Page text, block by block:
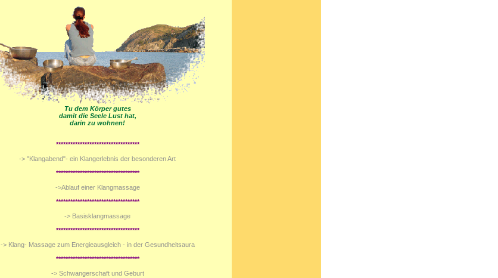
Tu dem Körper gutes
damit die Seele Lust hat,
darin zu wohnen!
***********************************
-> "Klangabend"- ein Klangerlebnis der besonderen Art
***********************************
->Ablauf einer Klangmassage
***********************************
-> Basisklangmassage
***********************************
-> Klang- Massage zum Energieausgleich - in der Gesundheitsaura
***********************************
-> Schwangerschaft und Geburt